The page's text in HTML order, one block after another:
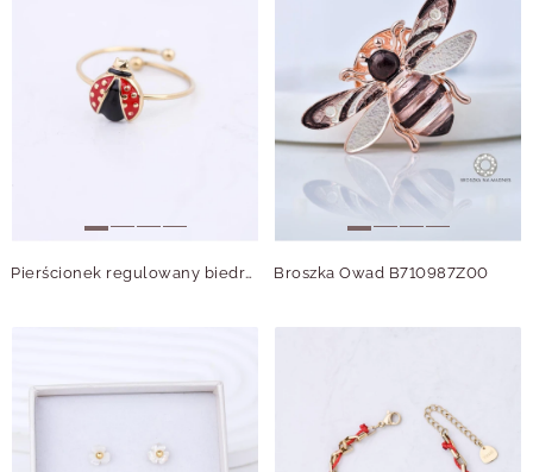
Pierścionek regulowany biedronka, stal pozłacana S412780Z00-0 Broszka Owad B710987Z00